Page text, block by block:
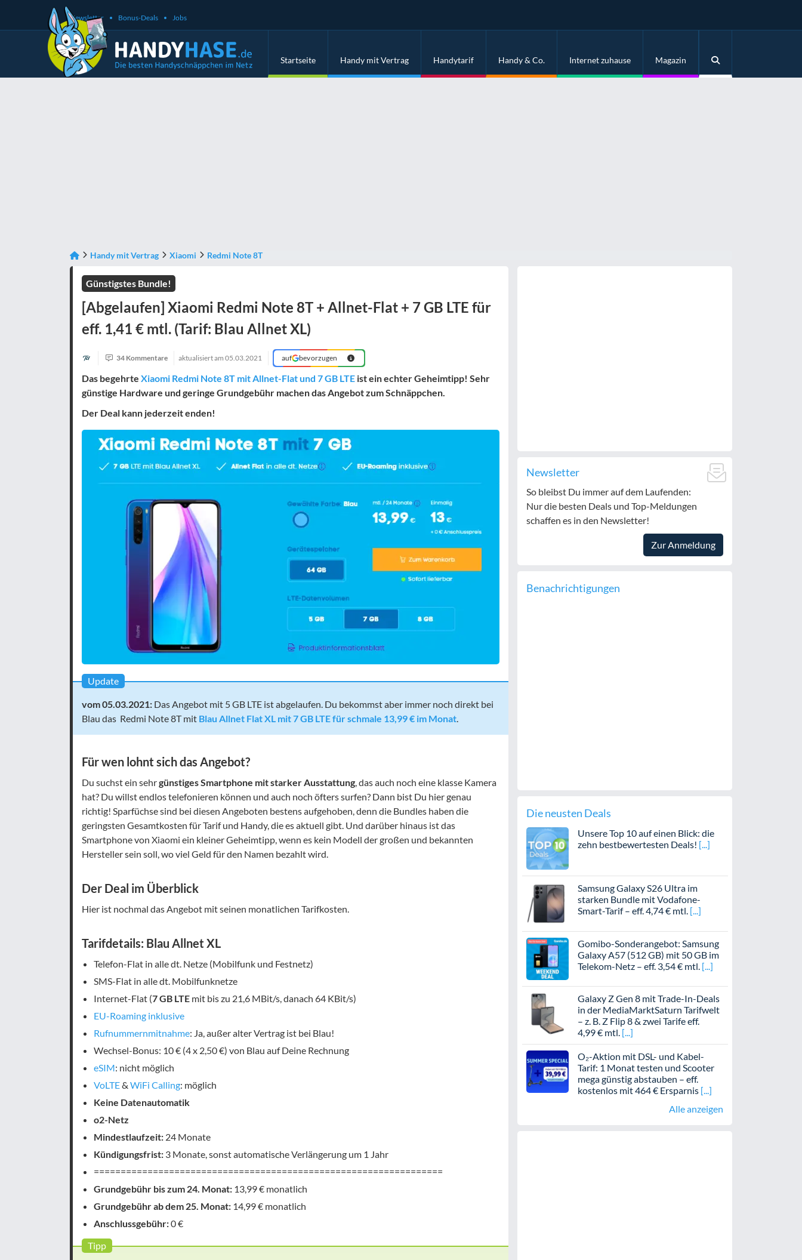
Newsletter Bonus-Deals Jobs
Startseite Handy mit Vertrag Handytarif Handy & Co. Internet zuhause Magazin
Handy mit Vertrag Xiaomi Redmi Note 8T
Günstigstes Bundle!
[Abgelaufen] Xiaomi Redmi Note 8T + Allnet-Flat + 7 GB LTE für
eff. 1,41 € mtl. (Tarif: Blau Allnet XL)
34 Kommentare aktualisiert am 05.03.2021 auf bevorzugen
Das begehrte Xiaomi Redmi Note 8T mit Allnet-Flat und 7 GB LTE ist ein echter Geheimtipp! Sehr
günstige Hardware und geringe Grundgebühr machen das Angebot zum Schnäppchen.
Der Deal kann jederzeit enden!
Update
vom 05.03.2021: Das Angebot mit 5 GB LTE ist abgelaufen. Du bekommst aber immer noch direkt bei
Blau das Redmi Note 8T mit Blau Allnet Flat XL mit 7 GB LTE für schmale 13,99 € im Monat.
Für wen lohnt sich das Angebot?
Du suchst ein sehrgünstiges Smartphone mit starker Ausstattung, das auch noch eine klasse Kamera
hat? Du willst endlos telefonieren können und auch noch öfters surfen? Dann bist Du hier genau
richtig! Sparfüchse sind bei diesen Angeboten bestens aufgehoben, denn die Bundles haben die
geringsten Gesamtkosten für Tarif und Handy, die es aktuell gibt. Und darüber hinaus ist das
Smartphone von Xiaomi ein kleiner Geheimtipp, wenn es kein Modell der großen und bekannten
Hersteller sein soll, wo viel Geld für den Namen bezahlt wird.
Der Deal im Überblick
Hier ist nochmal das Angebot mit seinen monatlichen Tarifkosten.
Tarifdetails: Blau Allnet XL
Telefon-Flat in alle dt. Netze (Mobilfunk und Festnetz)
SMS-Flat in alle dt. Mobilfunknetze
Internet-Flat (7 GB LTE mit bis zu 21,6 MBit/s, danach 64 KBit/s)
EU-Roaming inklusive
Rufnummernmitnahme: Ja, außer alter Vertrag ist bei Blau!
Wechsel-Bonus: 10 € (4 x 2,50 €) von Blau auf Deine Rechnung
eSIM: nicht möglich
VoLTE& WiFi Calling: möglich
Keine Datenautomatik
o2-Netz
Mindestlaufzeit: 24 Monate
Kündigungsfrist: 3 Monate, sonst automatische Verlängerung um 1 Jahr
=================================================================
Grundgebühr bis zum 24. Monat: 13,99 € monatlich
Grundgebühr ab dem 25. Monat: 14,99 € monatlich
Anschlussgebühr:0 €
Tipp
Newsletter
So bleibst Du immer auf dem Laufenden:
Nur die besten Deals und Top-Meldungen
schaffen es in den Newsletter!
Zur Anmeldung
Benachrichtigungen
Die neusten Deals
Unsere Top 10 auf einen Blick: die
zehn bestbewertesten Deals!
Samsung Galaxy S26 Ultra im
starken Bundle mit Vodafone-
Smart-Tarif – eff. 4,74 € mtl.
Gomibo-Sonderangebot: Samsung
Galaxy A57 (512 GB) mit 50 GB im
Telekom-Netz – eff. 3,54 € mtl.
Galaxy Z Gen 8 mit Trade-In-Deals
in der MediaMarktSaturn Tarifwelt
– z. B. Z Flip 8 & zwei Tarife eff.
4,99 € mtl.
O₂-Aktion mit DSL- und Kabel-
Tarif: 1 Monat testen und Scooter
mega günstig abstauben – eff.
kostenlos mit 464 € Ersparnis
Alle anzeigen